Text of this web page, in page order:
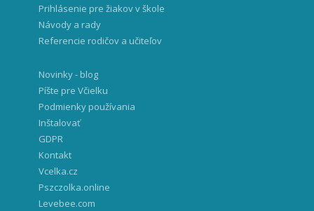
Prihlásenie pre žiakov v škole
Návody a rady
Referencie rodičov a učiteľov
Novinky - blog
Píšte pre Včielku
Podmienky používania
Inštalovať
GDPR
Kontakt
Vcelka.cz
Pszczolka.online
Levebee.com